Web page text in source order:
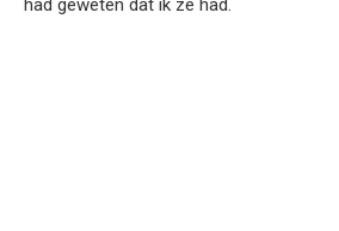
had geweten dat ik ze had.